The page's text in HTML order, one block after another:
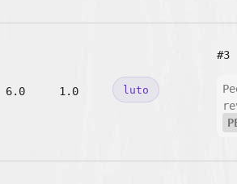
6.0 1.0 luto
#3